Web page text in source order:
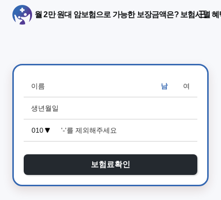
월 2만 원대 암보험으로 가능한 보장금액은? 보험사별 혜
남 여
보험료확인